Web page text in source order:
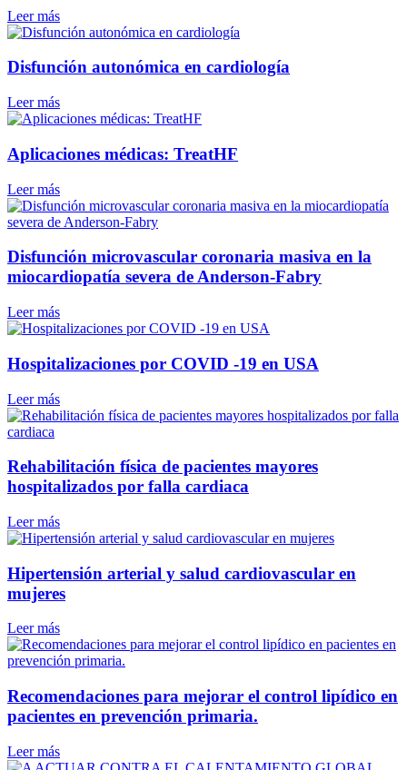
Leer más
Disfunción autonómica en cardiología
Leer más
Aplicaciones médicas: TreatHF
Leer más
Disfunción microvascular coronaria masiva en la
miocardiopatía severa de Anderson-Fabry
Leer más
Hospitalizaciones por COVID -19 en USA
Leer más
Rehabilitación física de pacientes mayores
hospitalizados por falla cardiaca
Leer más
Hipertensión arterial y salud cardiovascular en
mujeres
Leer más
Recomendaciones para mejorar el control lipídico en
pacientes en prevención primaria.
Leer más